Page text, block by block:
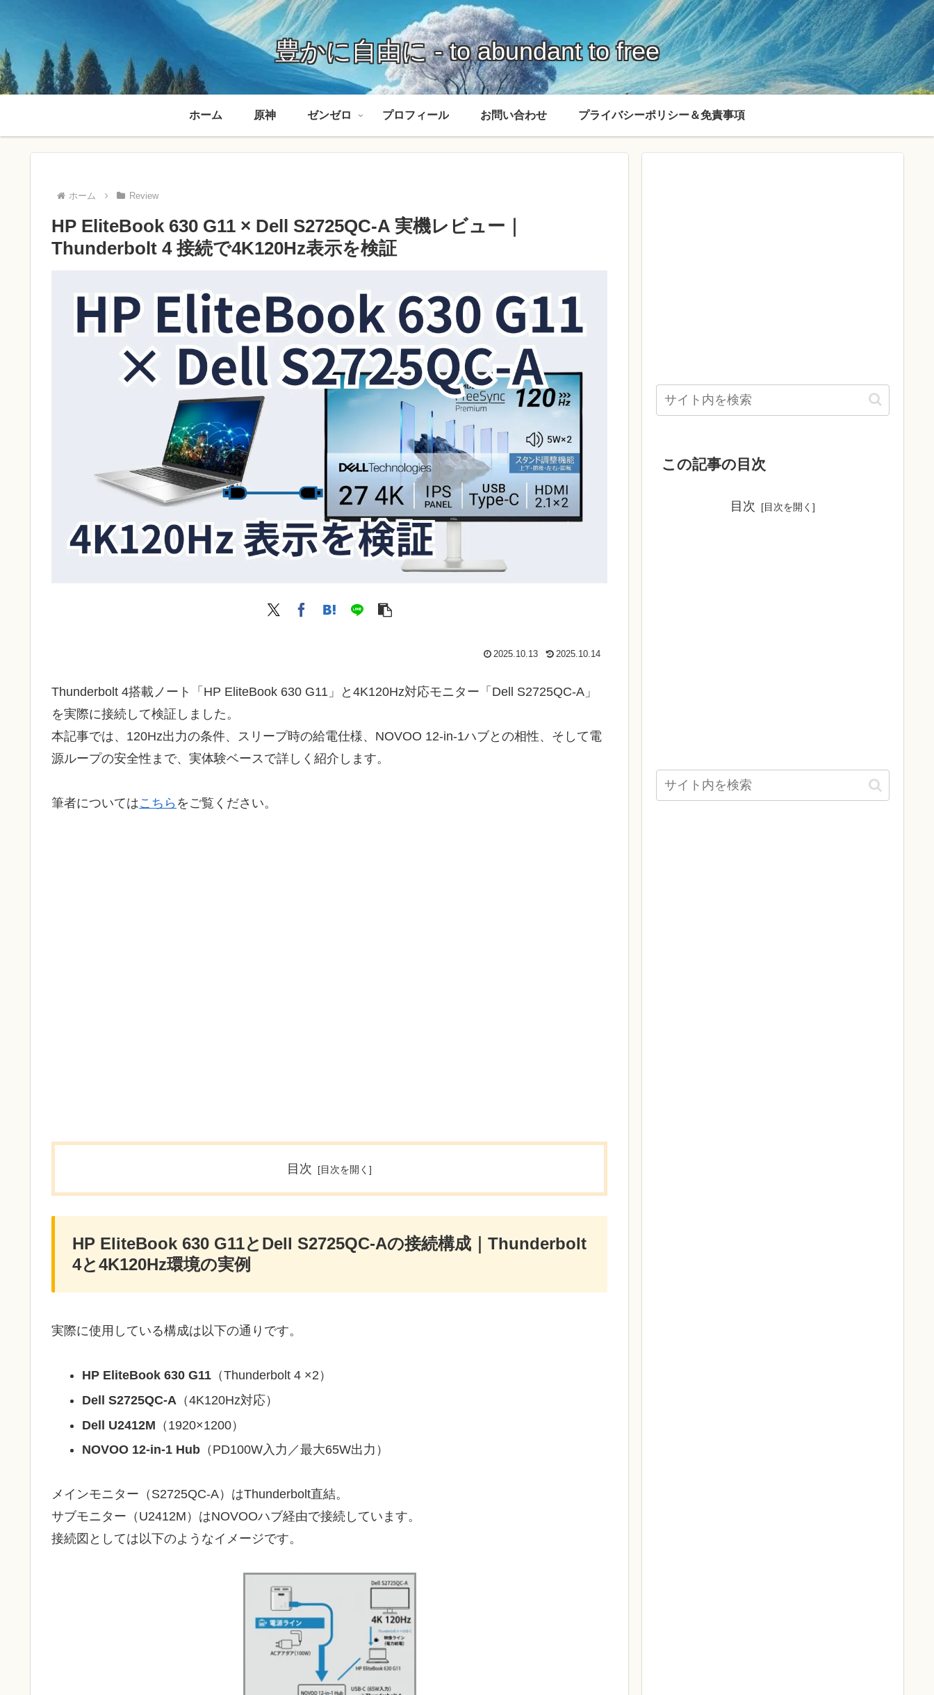
豊かに自由に - to abundant to free
ホーム 原神 ゼンゼロ プロフィール お問い合わせ プライバシーポリシー＆免責事項
ホーム Review
HP EliteBook 630 G11 × Dell S2725QC-A 実機レビュー｜
Thunderbolt 4 接続で4K120Hz表示を検証
2025.10.13 2025.10.14
Thunderbolt 4搭載ノート「HP EliteBook 630 G11」と4K120Hz対応モニター「Dell S2725QC-A」
を実際に接続して検証しました。
本記事では、120Hz出力の条件、スリープ時の給電仕様、NOVOO 12-in-1ハブとの相性、そして電
源ループの安全性まで、実体験ベースで詳しく紹介します。
筆者についてはこちら をご覧ください。
目次
HP EliteBook 630 G11とDell S2725QC-Aの接続構成｜Thunderbolt
4と4K120Hz環境の実例
実際に使用している構成は以下の通りです。
HP EliteBook 630 G11（Thunderbolt 4 ×2）
Dell S2725QC-A （4K120Hz対応）
Dell U2412M （1920×1200）
NOVOO 12-in-1 Hub（PD100W入力／最大65W出力）
メインモニター（S2725QC-A）はThunderbolt直結。
サブモニター（U2412M）はNOVOOハブ経由で接続しています。
接続図としては以下のようなイメージです。
この記事の目次
目次